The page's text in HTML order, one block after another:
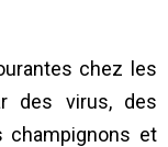
chez les
des virus, des
champignons et